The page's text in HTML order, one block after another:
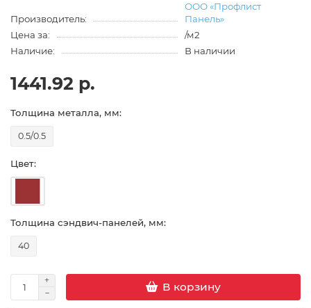
Производитель:
ООО «Профлист
Панель»
Цена за:
/м2
Наличие:
В наличии
1441.92 р.
Толщина металла, мм:
0.5/0.5
Цвет:
Толщина сэндвич-панелей, мм:
40
В корзину